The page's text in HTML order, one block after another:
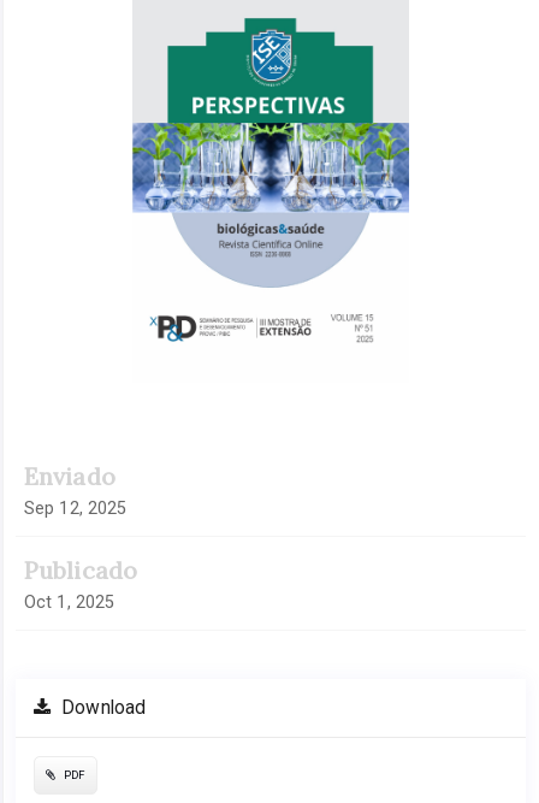
Enviado
Sep 12, 2025
Publicado
Oct 1, 2025
Download
PDF